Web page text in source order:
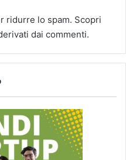
ridurre lo spam. Scopri
dai commenti.